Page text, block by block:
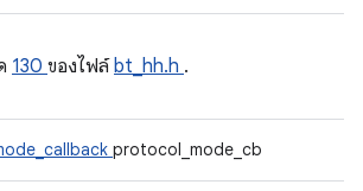
130 ของไฟล์bt_hh.h .
protocol_mode_cb